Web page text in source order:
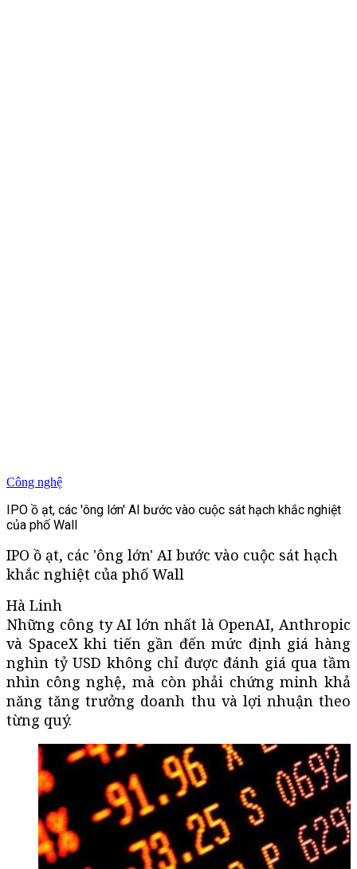
Công nghệ
IPO ồ ạt, các 'ông lớn' AI bước vào cuộc sát hạch khắc nghiệt
của phố Wall
IPO ồ ạt, các 'ông lớn' AI bước vào cuộc sát hạch
khắc nghiệt của phố Wall
Hà Linh
Những công ty AI lớn nhất là OpenAI, Anthropic
và SpaceX khi tiến gần đến mức định giá hàng
nghìn tỷ USD không chỉ được đánh giá qua tầm
nhìn công nghệ, mà còn phải chứng minh khả
năng tăng trưởng doanh thu và lợi nhuận theo
từng quý.